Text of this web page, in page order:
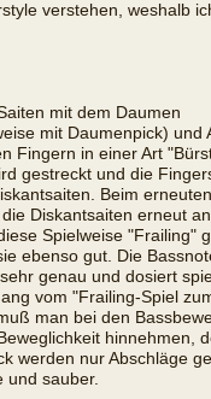
verstehen, weshalb
mit dem Daumen
mit Daumenpick) und
Fingern in einer Art
gestreckt und die
Beim
Diskantsaiten erneut
Spielweise "Frailing"
ebenso gut. Die
genau und dosiert
vom "Frailing-Spiel
man bei den
hinnehmen,
werden nur Abschläge
und sauber.